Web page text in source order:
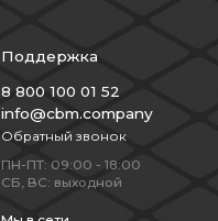
Поддержка
8 800 100 01 52
info@cbm.company
Обратный звонок
ПН-ПТ: 09:00 - 18:00
СБ, ВС: выходной